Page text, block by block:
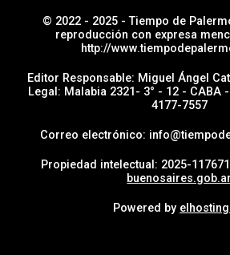
e
c
© 2022 - 2025 - Tiempo de
reproducción con expresa
http://
Editor Responsable: Miguel Ángel
Legal: Malabia 2321- 3° - 12 - CABA
4177-7557
Correo electrónico:
Propiedad intelectual: 2025-
buenosaires.gob.ar
Powered by